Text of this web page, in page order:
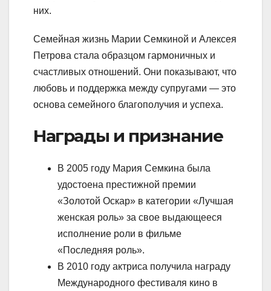
них.
Семейная жизнь Марии Семкиной и Алексея
Петрова стала образцом гармоничных и
счастливых отношений. Они показывают, что
любовь и поддержка между супругами — это
основа семейного благополучия и успеха.
Награды и признание
В 2005 году Мария Семкина была
удостоена престижной премии
«Золотой Оскар» в категории «Лучшая
женская роль» за свое выдающееся
исполнение роли в фильме
«Последняя роль».
В 2010 году актриса получила награду
Международного фестиваля кино в